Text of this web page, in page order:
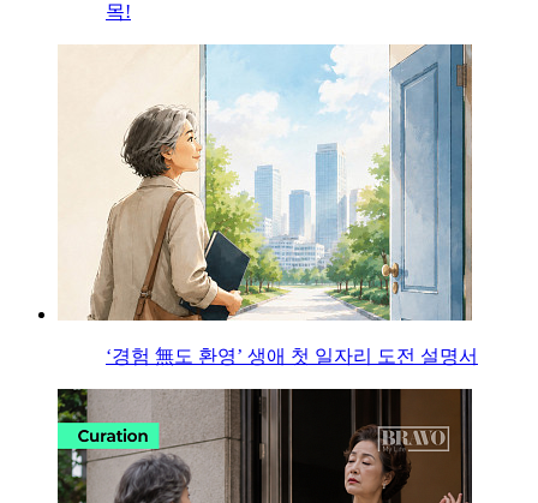
목!
‘경험 無도 환영’ 생애 첫 일자리 도전 설명서